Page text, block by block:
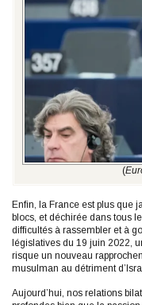
(
Enfin, la France est plus que
blocs, et déchirée dans tous
difficultés à rassembler et à
législatives du 19 juin 2022,
risque un nouveau
musulman au détriment
Aujourd’hui, nos relations